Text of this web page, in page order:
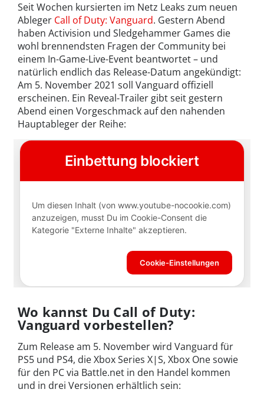
Seit Wochen kursierten im Netz Leaks zum neuen
Ableger Call of Duty: Vanguard. Gestern Abend
haben Activision und Sledgehammer Games die
wohl brennendsten Fragen der Community bei
einem In-Game-Live-Event beantwortet – und
natürlich endlich das Release-Datum angekündigt:
Am 5. November 2021 soll Vanguard offiziell
erscheinen. Ein Reveal-Trailer gibt seit gestern
Abend einen Vorgeschmack auf den nahenden
Hauptableger der Reihe:
Wo kannst Du Call of Duty:
Vanguard vorbestellen?
Zum Release am 5. November wird Vanguard für
PS5 und PS4, die Xbox Series X|S, Xbox One sowie
für den PC via Battle.net in den Handel kommen
und in drei Versionen erhältlich sein: